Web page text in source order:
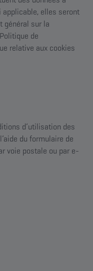
applicable, elles seront
général sur la
de
relative aux cookies
d’utilisation des
du formulaire de
voie postale ou par e-